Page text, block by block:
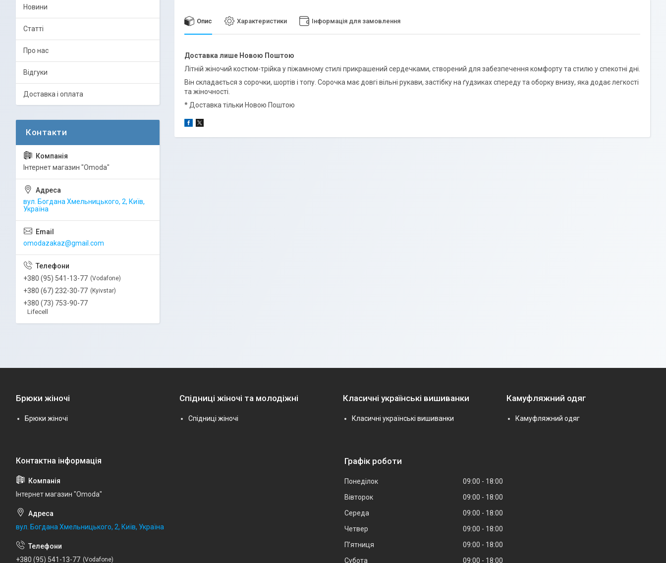
Опис Характеристики Інформація для замовлення
Доставка лише Новою Поштою
Літній жіночий костюм-трійка у піжамному стилі прикрашений сердечками, створений для забезпечення комфорту та стилю у спекотні дні.
Він складається з сорочки, шортів і топу. Сорочка має довгі вільні рукави, застібку на ґудзиках спереду та оборку внизу, яка додає легкості
та жіночності.
* Доставка тільки Новою Поштою
Новини
Статті
Про нас
Відгуки
Доставка і оплата
Інтернет магазин "Omoda"
вул. Богдана Хмельницького, 2, Київ,
Україна
omodazakaz@gmail.com
+380 (95) 541-13-77 Vodafone
+380 (67) 232-30-77 Kyivstar
+380 (73) 753-90-77
Lifecell
Брюки жіночі
Брюки жіночі
Спідниці жіночі та молодіжні
Спідниці жіночі
Класичні українські вишиванки
Класичні українські вишиванки
Камуфляжний одяг
Камуфляжний одяг
Інтернет магазин "Omoda"
вул. Богдана Хмельницького, 2, Київ, Україна
+380 (95) 541-13-77 Vodafone
Графік роботи
Понеділок 09:00
18:00
Вівторок
09:00
18:00
Середа
09:00
18:00
Четвер
09:00
18:00
Пʼятниця
09:00
18:00
Субота
09:00 18:00